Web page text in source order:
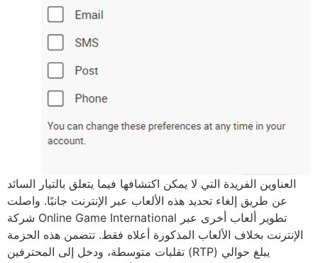
العناوين الفريدة التي لا يمكن اكتشافها فيما يتعلق بالتيار السائد
عن طريق إلغاء تحديد هذه الألعاب عبر الإنترنت جانبًا. واصلت
شركة Online Game International تطوير ألعاب أخرى عبر
الإنترنت بخلاف الألعاب المذكورة أعلاه فقط. تتضمن هذه الحزمة
تقلبات متوسطة، ودخل إلى المحترفين (RTP) يبلغ حوالي